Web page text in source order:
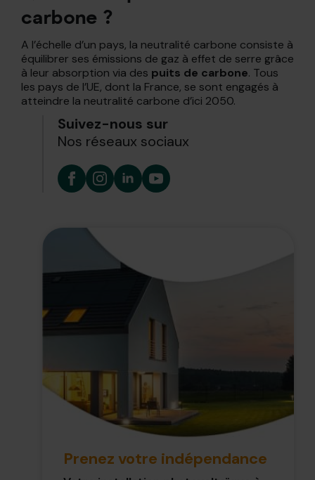
carbone ?
A l’échelle d’un pays, la neutralité carbone consiste à
équilibrer ses émissions de gaz à effet de serre grâce
à leur absorption via des puits de carbone. Tous
les pays de l’UE, dont la France, se sont engagés à
atteindre la neutralité carbone d’ici 2050.
Suivez-nous sur
Nos réseaux sociaux
Prenez votre indépendance